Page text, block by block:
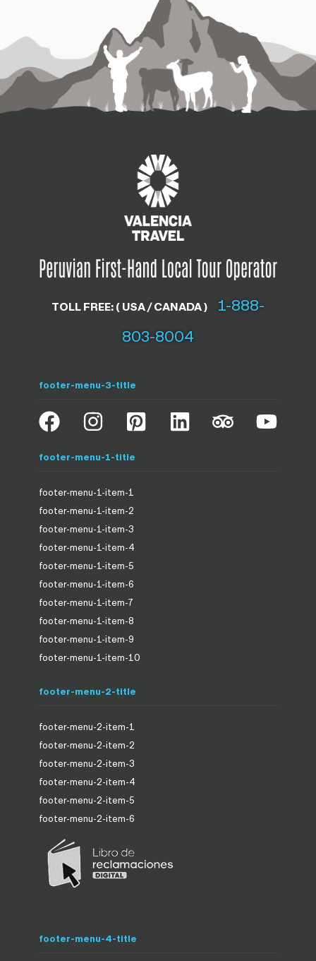
footer-menu-1-title
footer-menu-1-item-1
footer-menu-1-item-2
footer-menu-1-item-3
footer-menu-1-item-4
footer-menu-1-item-5
footer-menu-1-item-6
footer-menu-1-item-7
footer-menu-1-item-8
footer-menu-1-item-9
footer-menu-1-item-10
footer-menu-2-title
footer-menu-2-item-1
footer-menu-2-item-2
footer-menu-2-item-3
footer-menu-2-item-4
footer-menu-2-item-5
footer-menu-2-item-6
TOLL FREE: ( USA / CANADA )
1-888-
803-8004
footer-menu-3-title
footer-menu-4-title